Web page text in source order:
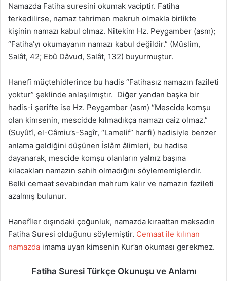
Namazda Fatiha suresini okumak vaciptir. Fatiha
terkedilirse, namaz tahrimen mekruh olmakla birlikte
kişinin namazı kabul olmaz. Nitekim Hz. Peygamber (asm);
“Fatiha’yı okumayanın namazı kabul değildir.” (Müslim,
Salât, 42; Ebû Dâvud, Salât, 132) buyurmuştur.
Hanefî müçtehidlerince bu hadis “Fatihasız namazın fazileti
yoktur” şeklinde anlaşılmıştır. Diğer yandan başka bir
hadis-i şerifte ise Hz. Peygamber (asm) “Mescide komşu
olan kimsenin, mescidde kılmadıkça namazı caiz olmaz.”
(Suyûtî, el-Câmiu’s-Sagîr, “Lamelif” harfi) hadisiyle benzer
anlama geldiğini düşünen İslâm âlimleri, bu hadise
dayanarak, mescide komşu olanların yalnız başına
kılacakları namazın sahih olmadığını söylememişlerdir.
Belki cemaat sevabından mahrum kalır ve namazın fazileti
azalmış bulunur.
Hanefîler dışındaki çoğunluk, namazda kıraattan maksadın
Fatiha Suresi olduğunu söylemiştir. Cemaat ile kılınan
namazda imama uyan kimsenin Kur’an okuması gerekmez.
Fatiha Suresi Türkçe Okunuşu ve Anlamı